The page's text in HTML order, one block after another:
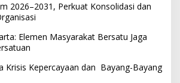
2026–2031, Perkuat Konsolidasi dan
Elemen Masyarakat Bersatu Jaga
Krisis Kepercayaan dan Bayang-Bayang